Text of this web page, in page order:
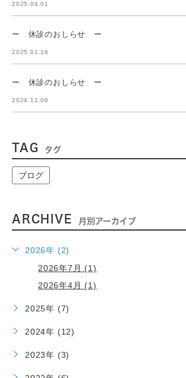
2025.04.01
ー 休診のおしらせ ー
2025.01.16
ー 休診のおしらせ ー
2024.12.06
TAG タグ
ブログ
ARCHIVE 月別アーカイブ
2026年 (2)
2026年7月 (1)
2026年4月 (1)
2025年 (7)
2024年 (12)
2023年 (3)